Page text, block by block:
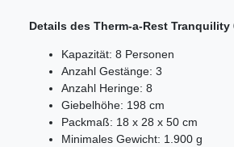
Details des Therm-a-Rest Tranquility
Kapazität: 8 Personen
Anzahl Gestänge: 3
Anzahl Heringe: 8
Giebelhöhe: 198 cm
Packmaß: 18 x 28 x 50 cm
Minimales Gewicht: 1.900 g